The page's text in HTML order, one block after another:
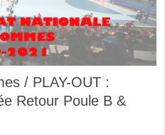
/ PLAY-OUT :
Retour Poule B &